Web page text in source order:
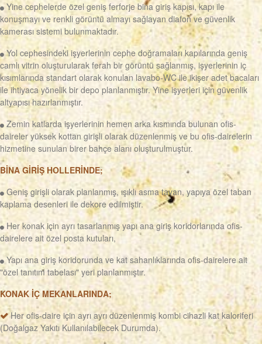
Yine cephelerde özel geniş ferforje bina giriş kapısı, kapı ile
konuşmayı ve renkli görüntü almayı sağlayan diafon ve güvenlik
kamerası sistemi bulunmaktadır.
Yol cephesindeki işyerlerinin cephe doğramaları kapılarında geniş
camlı vitrin oluşturularak ferah bir görüntü sağlanmış, işyerlerinin iç
kısımlarında standart olarak konulan lavabo-WC ile ikişer adet bacaları
ile ihtiyaca yönelik bir depo planlanmıştır. Yine işyerleri için güvenlik
altyapısı hazırlanmıştır.
Zemin katlarda işyerlerinin hemen arka kısmında bulunan ofis-
daireler yüksek kottan girişli olarak düzenlenmiş ve bu ofis-dairelerin
hizmetine sunulan birer bahçe alanı oluşturulmuştur.
BİNA GİRİŞ HOLLERİNDE;
Geniş girişli olarak planlanmış, ışıklı asma tavan, yapıya özel taban
kaplama desenleri ile dekore edilmiştir.
Her konak için ayrı tasarlanmış yapı ana giriş koridorlarında ofis-
dairelere ait özel posta kutuları,
Yapı ana giriş koridorunda ve kat sahanlıklarında ofis-dairelere ait
"özel tanıtım tabelası" yeri planlanmıştır.
KONAK İÇ MEKANLARINDA;
Her ofis-daire için ayrı ayrı düzenlenmiş kombi cihazli kat kaloriferi
(Doğalgaz Yakıtı Kullanılabilecek Durumda).